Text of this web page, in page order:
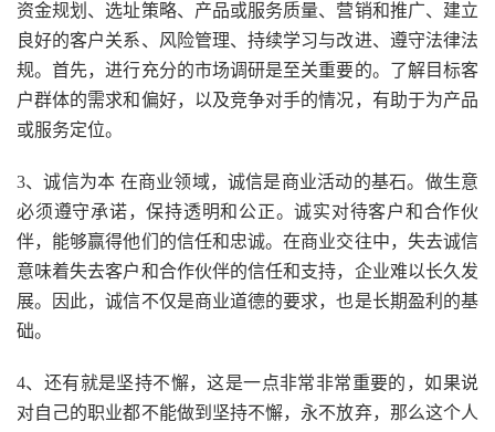
资金规划、选址策略、产品或服务质量、营销和推广、建立
良好的客户关系、风险管理、持续学习与改进、遵守法律法
规。首先，进行充分的市场调研是至关重要的。了解目标客
户群体的需求和偏好，以及竞争对手的情况，有助于为产品
或服务定位。
3、诚信为本 在商业领域，诚信是商业活动的基石。做生意
必须遵守承诺，保持透明和公正。诚实对待客户和合作伙
伴，能够赢得他们的信任和忠诚。在商业交往中，失去诚信
意味着失去客户和合作伙伴的信任和支持，企业难以长久发
展。因此，诚信不仅是商业道德的要求，也是长期盈利的基
础。
4、还有就是坚持不懈，这是一点非常非常重要的，如果说
对自己的职业都不能做到坚持不懈，永不放弃，那么这个人